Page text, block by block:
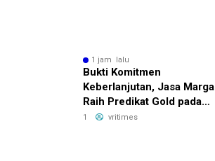
1 jam lalu
Bukti Komitmen
Keberlanjutan, Jasa Marga
Raih Predikat Gold pada
6th TJSL & CSR Award
1 vritimes